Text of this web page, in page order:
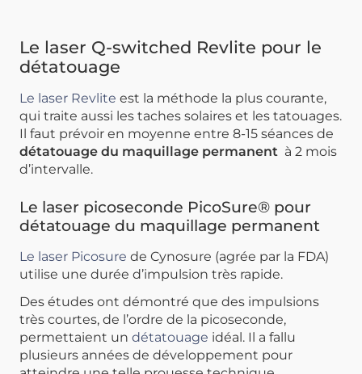
Le laser Q-switched Revlite pour le
détatouage
Le laser Revlite est la méthode la plus courante,
qui traite aussi les taches solaires et les tatouages.
Il faut prévoir en moyenne entre 8-15 séances de
détatouage du maquillage permanent à 2 mois
d’intervalle.
Le laser picoseconde PicoSure® pour
détatouage du maquillage permanent
Le laser Picosure de Cynosure (agrée par la FDA)
utilise une durée d’impulsion très rapide.
Des études ont démontré que des impulsions
très courtes, de l’ordre de la picoseconde,
permettaient un détatouage idéal. Il a fallu
plusieurs années de développement pour